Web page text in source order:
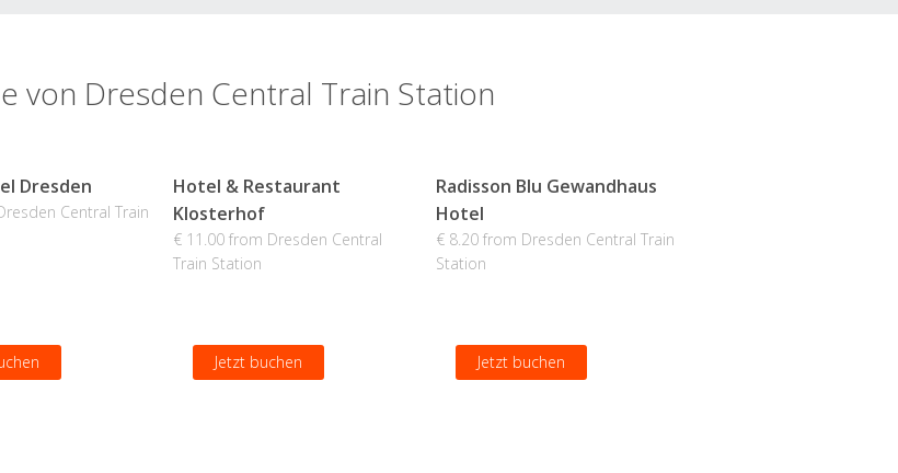
von Dresden Central Train Station
Dresden
Central Train
Hotel & Restaurant
Klosterhof
€ 11.00 from Dresden Central
Train Station
Jetzt buchen
Radisson Blu Gewandhaus
Hotel
€ 8.20 from Dresden Central Train
Station
Jetzt buchen